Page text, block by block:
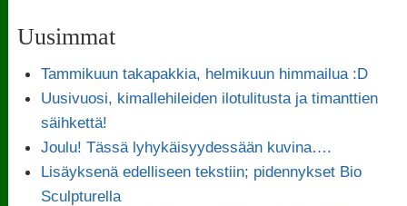
Uusimmat
Tammikuun takapakkia, helmikuun himmailua :D
Uusivuosi, kimallehileiden ilotulitusta ja timanttien
säihkettä!
Joulu! Tässä lyhykäisyydessään kuvina….
Lisäyksenä edelliseen tekstiin; pidennykset Bio
Sculpturella